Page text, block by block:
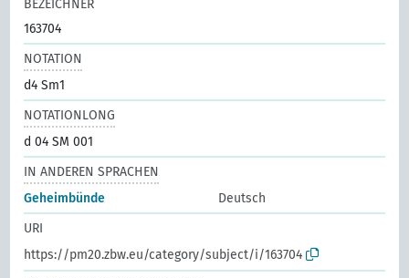
BEZEICHNER
163704
NOTATION
d4 Sm1
NOTATIONLONG
d 04 SM 001
IN ANDEREN SPRACHEN
Geheimbünde
Deutsch
URI
https://pm20.zbw.eu/category/subject/i/163704